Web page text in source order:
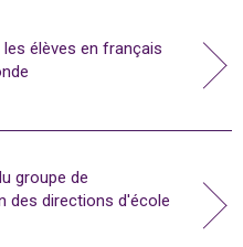
les élèves en français
groupe de
des directions d'école